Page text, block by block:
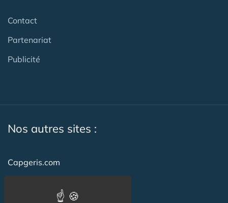
Contact
Partenariat
Publicité
Nos autres sites :
Capgeris.com
Emploi-formation-sante.com